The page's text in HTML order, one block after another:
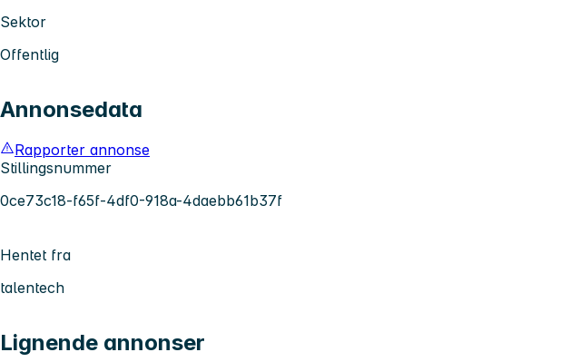
Sektor
Offentlig
Annonsedata
Rapporter annonse
Stillingsnummer
0ce73c18-f65f-4df0-918a-4daebb61b37f
Hentet fra
talentech
Lignende annonser